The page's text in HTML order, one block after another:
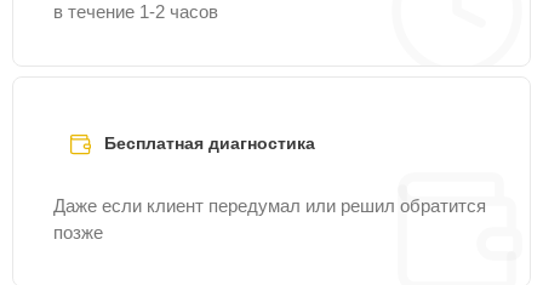
в течение 1-2 часов
Бесплатная диагностика
Даже если клиент передумал или решил обратится
позже